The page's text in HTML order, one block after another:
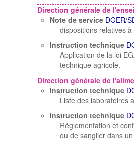
Direction générale de
Note de service DGER/
dispositions relatives
Instruction technique
Application de la loi
technique agricole.
Direction générale de
Instruction technique
Liste des laboratoires
Instruction technique
Réglementation et
ou de sanglier dans